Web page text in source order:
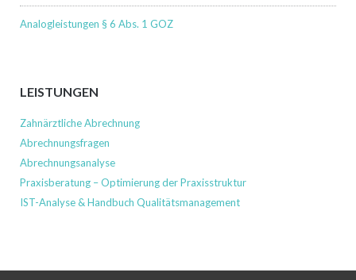
Analogleistungen § 6 Abs. 1 GOZ
LEISTUNGEN
Zahnärztliche Abrechnung
Abrechnungsfragen
Abrechnungsanalyse
Praxisberatung – Optimierung der Praxisstruktur
IST-Analyse & Handbuch Qualitätsmanagement